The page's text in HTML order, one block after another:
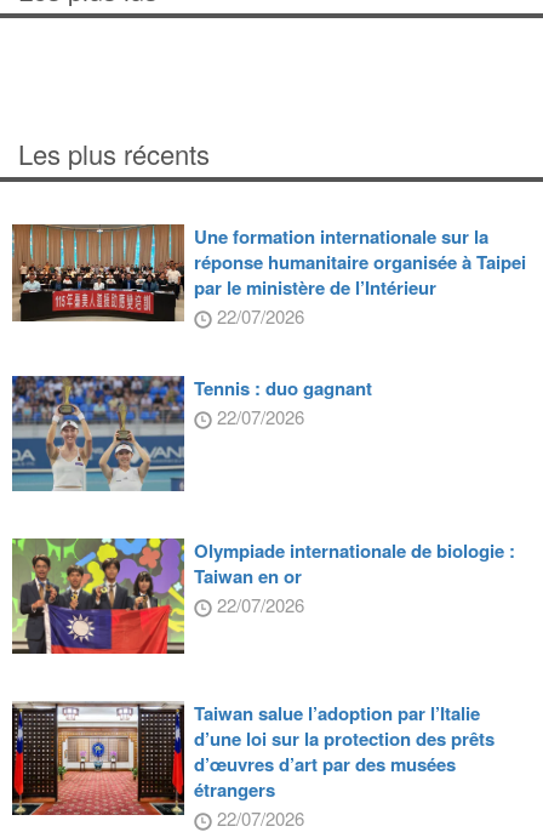
Les plus récents
Une formation internationale sur la
réponse humanitaire organisée à Taipei
par le ministère de l’Intérieur
22/07/2026
Tennis : duo gagnant
22/07/2026
Olympiade internationale de biologie :
Taiwan en or
22/07/2026
Taiwan salue l’adoption par l’Italie
d’une loi sur la protection des prêts
d’œuvres d’art par des musées
étrangers
22/07/2026